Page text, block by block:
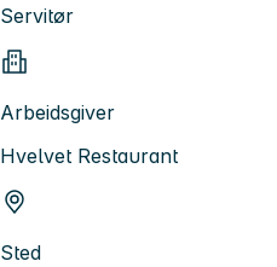
Servitør
Arbeidsgiver
Hvelvet Restaurant
Sted